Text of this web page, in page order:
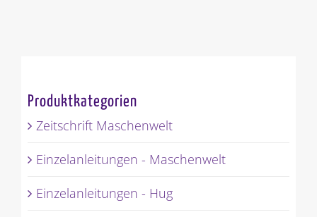
Produktkategorien
Zeitschrift Maschenwelt
Einzelanleitungen - Maschenwelt
Einzelanleitungen - Hug